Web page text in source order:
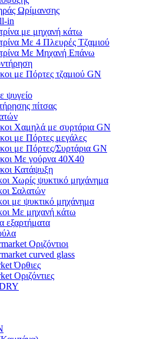
Ωρίμανσης
in
με μηχανή κάτω
Με 4 Πλευρές Τζαμιού
Με Μηχανή Επάνω
με Πόρτες τζαμιού GN
ψυγείο
πίτσας
Χαμηλά με συρτάρια GN
με Πόρτες μεγάλες
με Πόρτες/Συρτάρια GN
Με γούρνα 40Χ40
Κατάψυξη
Χωρίς ψυκτικό μηχάνημα
Σαλατών
με ψυκτικό μηχάνημα
Με μηχανή κάτω
εξαρτήματα
Οριζόντιοι
curved glass
Όρθιες
Οριζόντιες